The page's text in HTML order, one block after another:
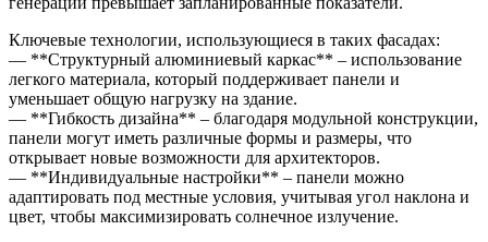
Ключевые технологии, использующиеся в таких фасадах:
— **Структурный алюминиевый каркас** – использование
легкого материала, который поддерживает панели и
уменьшает общую нагрузку на здание.
— **Гибкость дизайна** – благодаря модульной конструкции,
панели могут иметь различные формы и размеры, что
открывает новые возможности для архитекторов.
— **Индивидуальные настройки** – панели можно
адаптировать под местные условия, учитывая угол наклона и
цвет, чтобы максимизировать солнечное излучение.